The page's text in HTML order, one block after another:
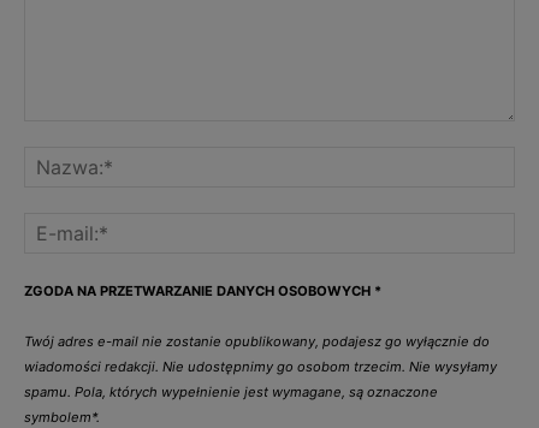
ZGODA NA PRZETWARZANIE DANYCH OSOBOWYCH *
Twój adres e-mail nie zostanie opublikowany, podajesz go wyłącznie do
wiadomości redakcji. Nie udostępnimy go osobom trzecim. Nie wysyłamy
spamu. Pola, których wypełnienie jest wymagane, są oznaczone
symbolem*.